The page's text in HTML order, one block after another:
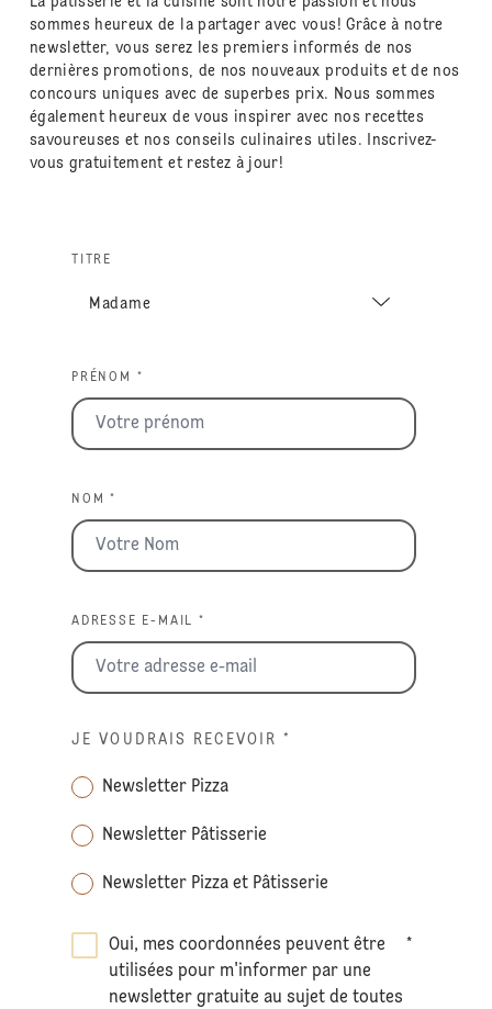
sommes heureux de la partager avec vous! Grâce à notre
newsletter, vous serez les premiers informés de nos
dernières promotions, de nos nouveaux produits et de nos
concours uniques avec de superbes prix. Nous sommes
également heureux de vous inspirer avec nos recettes
savoureuses et nos conseils culinaires utiles. Inscrivez-
vous gratuitement et restez à jour!
TITRE
PRÉNOM *
NOM *
ADRESSE E-MAIL *
JE VOUDRAIS RECEVOIR *
Newsletter Pizza
Newsletter Pâtisserie
Newsletter Pizza et Pâtisserie
Oui, mes coordonnées peuvent être
utilisées pour m'informer par une
newsletter gratuite au sujet de toutes
*